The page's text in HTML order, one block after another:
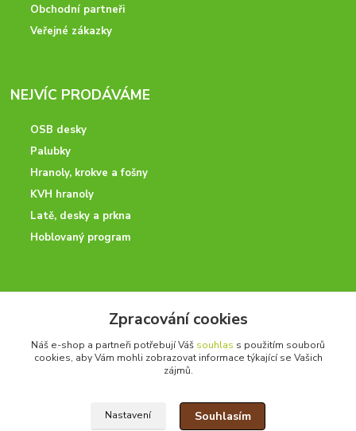
Obchodní partneři
Veřejné zákazky
NEJVÍC PRODÁVÁME
OSB desky
Palubky
Hranoly, krokve a fošny
KVH hranoly
Latě, desky a prkna
Hoblovaný program
Potřebujete poradit? Neváhejte nás kontaktovat.
+420 728 600 625
po - pá 7:00 - 15:00
Zpracování cookies
Náš e-shop a partneři potřebují Váš souhlas s použitím souborů
cookies, aby Vám mohli zobrazovat informace týkající se Vašich
zájmů.
Nastavení Souhlasím